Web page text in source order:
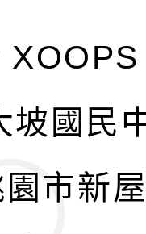
XOOPS
坡國民
市新